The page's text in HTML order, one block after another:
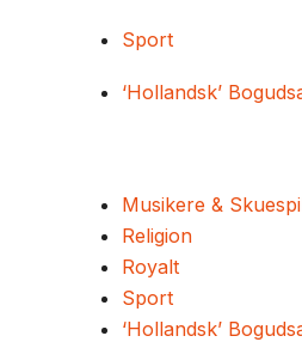
Sport
‘Hollandsk’
Musikere &
Religion
Royalt
Sport
‘Hollandsk’